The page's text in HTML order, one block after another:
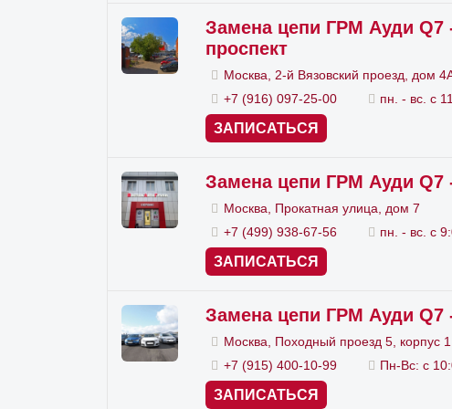
Замена
целью
Если
имеющих
Замена цепи ГРМ Ауди Q7
проспект
Москва, 2-й Вязовский проезд, дом
+7 (916) 097-25-00
пн. - вс. с
ЗАПИСАТЬСЯ
Замена цепи ГРМ Ауди Q7
Москва, Прокатная улица, дом 7
+7 (499) 938-67-56
пн. - вс. с
ЗАПИСАТЬСЯ
Замена цепи ГРМ Ауди Q7
Москва, Походный проезд 5, корпус 1
+7 (915) 400-10-99
Пн-Вс: с
ЗАПИСАТЬСЯ